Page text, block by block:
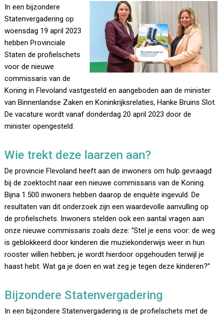
In een bijzondere
Statenvergadering op
woensdag 19 april 2023
hebben Provinciale
Staten de profielschets
voor de nieuwe
commissaris van de
Koning in Flevoland vastgesteld en aangeboden aan de minister
van Binnenlandse Zaken en Koninkrijksrelaties, Hanke Bruins Slot.
De vacature wordt vanaf donderdag 20 april 2023 door de
minister opengesteld.
Wie trekt deze laarzen aan?
De provincie Flevoland heeft aan de inwoners om hulp gevraagd
bij de zoektocht naar een nieuwe commissaris van de Koning.
Bijna 1.500 inwoners hebben daarop de enquête ingevuld. De
resultaten van dit onderzoek zijn een waardevolle aanvulling op
de profielschets. Inwoners stelden ook een aantal vragen aan
onze nieuwe commissaris zoals deze: “Stel je eens voor: de weg
is geblokkeerd door kinderen die muziekonderwijs weer in hun
rooster willen hebben; je wordt hierdoor opgehouden terwijl je
haast hebt. Wat ga je doen en wat zeg je tegen deze kinderen?”
Bijzondere Statenvergadering
In een bijzondere Statenvergadering is de profielschets met de